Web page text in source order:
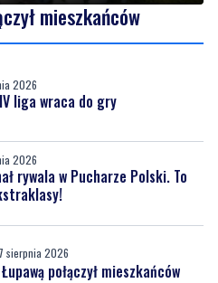
mieszkańców
2026
liga wraca do gry
2026
rywala w Pucharze Polski. To
sierpnia 2026
połączył mieszkańców